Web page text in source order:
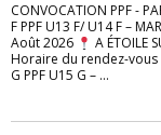
CONVOCATION PPF -
F PPF U13 F/ U14 F –
Août 2026
A ÉTOILE
Horaire du rendez-vous
G PPF U15 G – ...